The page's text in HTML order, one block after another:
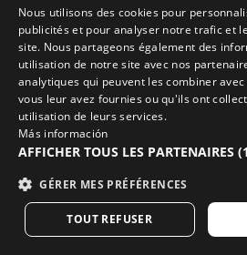
Avis juridique Cookies
L’IA dans les images
Nous utilisons des cookies pour
publicités et pour analyser notre trafic et
site. Nous partageons également des
utilisation de notre site avec nos
analytiques qui peuvent les combiner
vous leur avez fournies ou qu'ils ont
utilisation de leurs services.
Más información
AFFICHER TOUS LES PARTENAIRES
GÉRER MES PRÉFÉRENCES
TOUT REFUSER